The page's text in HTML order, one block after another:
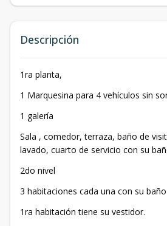
Descripción
1ra planta,
1 Marquesina para 4 vehículos sin
1 galería
Sala , comedor, terraza, baño de
lavado, cuarto de servicio con su
2do nivel
3 habitaciones cada una con su baño
1ra habitación tiene su vestidor.